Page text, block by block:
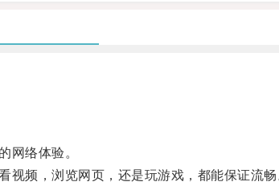
络体验。
频，浏览网页，还是玩游戏，都能保证流畅